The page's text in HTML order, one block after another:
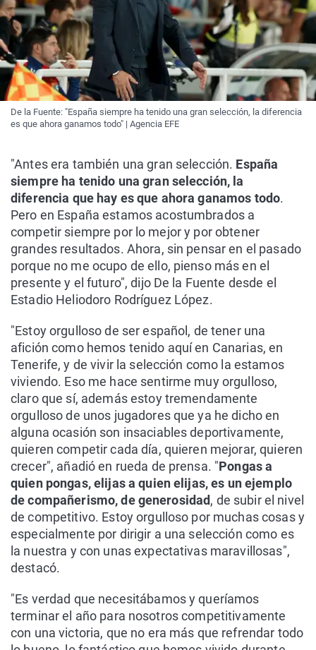
De la Fuente: "España siempre ha tenido una gran selección, la diferencia
es que ahora ganamos todo" | Agencia EFE
"Antes era también una gran selección. España
siempre ha tenido una gran selección, la
diferencia que hay es que ahora ganamos todo.
Pero en España estamos acostumbrados a
competir siempre por lo mejor y por obtener
grandes resultados. Ahora, sin pensar en el pasado
porque no me ocupo de ello, pienso más en el
presente y el futuro", dijo De la Fuente desde el
Estadio Heliodoro Rodríguez López.
"Estoy orgulloso de ser español, de tener una
afición como hemos tenido aquí en Canarias, en
Tenerife, y de vivir la selección como la estamos
viviendo. Eso me hace sentirme muy orgulloso,
claro que sí, además estoy tremendamente
orgulloso de unos jugadores que ya he dicho en
alguna ocasión son insaciables deportivamente,
quieren competir cada día, quieren mejorar, quieren
crecer", añadió en rueda de prensa. "Pongas a
quien pongas, elijas a quien elijas, es un ejemplo
de compañerismo, de generosidad, de subir el nivel
de competitivo. Estoy orgulloso por muchas cosas y
especialmente por dirigir a una selección como es
la nuestra y con unas expectativas maravillosas",
destacó.
"Es verdad que necesitábamos y queríamos
terminar el año para nosotros competitivamente
con una victoria, que no era más que refrendar todo